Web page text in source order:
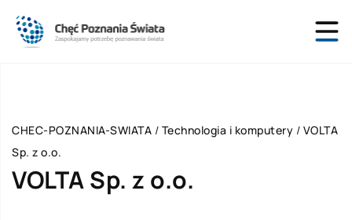
CHEC-POZNANIA-SWIATA / Technologia i komputery / VOLTA
Sp. z o.o.
VOLTA Sp. z o.o.